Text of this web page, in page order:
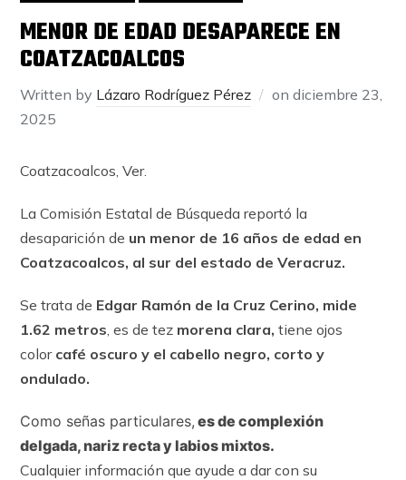
MENOR DE EDAD DESAPARECE EN
COATZACOALCOS
Written by Lázaro Rodríguez Pérez ondiciembre 23,
2025
Coatzacoalcos, Ver.
La Comisión Estatal de Búsqueda reportó la
desaparición de un menor de 16 años de edad en
Coatzacoalcos, al sur del estado de Veracruz.
Se trata de Edgar Ramón de la Cruz Cerino, mide
1.62 metros, es de tez morena clara, tiene ojos
colorcafé oscuro y el cabello negro, corto y
ondulado.
Como señas particulares, es de complexión
delgada, nariz recta y labios mixtos.
Cualquier información que ayude a dar con su